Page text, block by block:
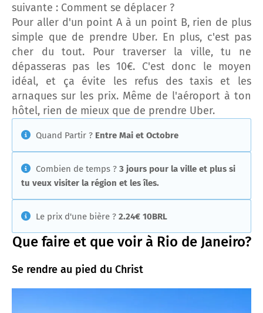
suivante : Comment se déplacer ?
Pour aller d'un point A à un point B, rien de plus
simple que de prendre Uber. En plus, c'est pas
cher du tout. Pour traverser la ville, tu ne
dépasseras pas les 10€. C'est donc le moyen
idéal, et ça évite les refus des taxis et les
arnaques sur les prix. Même de l'aéroport à ton
hôtel, rien de mieux que de prendre Uber.
Quand Partir ? Entre Mai et Octobre
Combien de temps ? 3 jours pour la ville et plus si
tu veux visiter la région et les îles.
Le prix d'une bière ? 2.24€ 10BRL
Que faire et que voir à Rio de Janeiro?
Se rendre au pied du Christ